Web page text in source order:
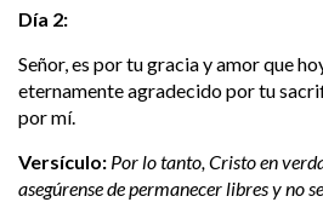
Día 2:
Señor, es por tu gracia y amor que
eternamente agradecido por tu
por mí.
Versículo: Por lo tanto, Cristo en
asegúrense de permanecer libres y no